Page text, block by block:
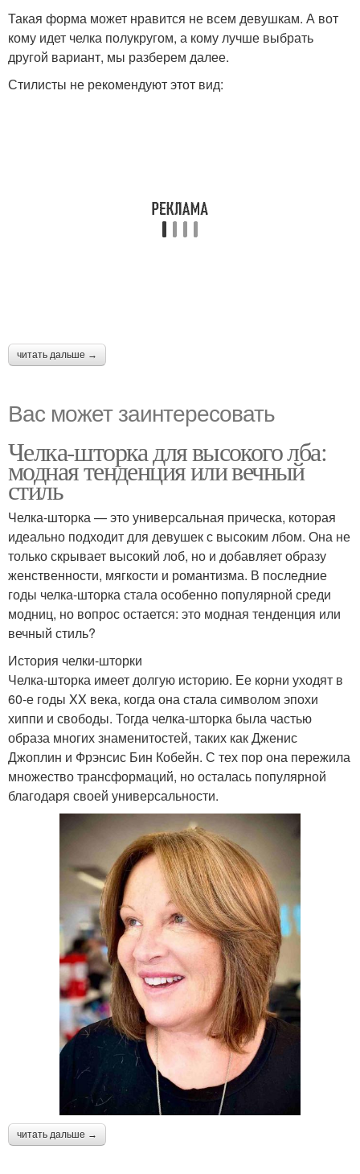
Такая форма может нравится не всем девушкам. А вот
кому идет челка полукругом, а кому лучше выбрать
другой вариант, мы разберем далее.
Стилисты не рекомендуют этот вид:
читать дальше →
Вас может заинтересовать
Челка-шторка для высокого лба:
модная тенденция или вечный
стиль
Челка-шторка — это универсальная прическа, которая
идеально подходит для девушек с высоким лбом. Она не
только скрывает высокий лоб, но и добавляет образу
женственности, мягкости и романтизма. В последние
годы челка-шторка стала особенно популярной среди
модниц, но вопрос остается: это модная тенденция или
вечный стиль?
История челки-шторки
Челка-шторка имеет долгую историю. Ее корни уходят в
60-е годы XX века, когда она стала символом эпохи
хиппи и свободы. Тогда челка-шторка была частью
образа многих знаменитостей, таких как Дженис
Джоплин и Фрэнсис Бин Кобейн. С тех пор она пережила
множество трансформаций, но осталась популярной
благодаря своей универсальности.
читать дальше →